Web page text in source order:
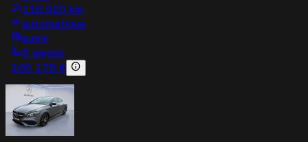
116,920 km
automatique
autre
5 sieges
106 178 €